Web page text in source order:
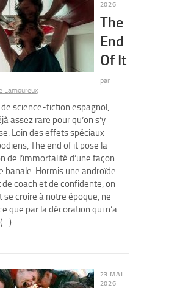
2026
The
End
Of It
par
Lamoureux
science-fiction espagnol,
assez rare pour qu’on s’y
Loin des effets spéciaux
The end of it pose la
de l’immortalité d’une façon
banale. Hormis une androïde
de coach et de confidente, on
se croire à notre époque, ne
que par la décoration qui n’a
23 MAI
2026